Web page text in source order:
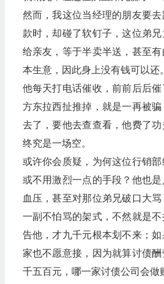
然而，我这位当经理的朋友要
款时，却碰了软钉子，这位弟
给亲友，等于半卖半送，甚至
本生意，因此身上没有钱可以还。
他每天打电话催收，前前后后
方东拉西扯推掉，就是一再被
去了，要他去查查看，他费了功
终究是一场空。
或许你会质疑，为何这位行销
或不用激烈一点的手段？他也
血压，甚至对那位弟兄破口大
一副不怕骂的架式，不然就是
告他，才九千元根本划不来；
家也不愿意接，因为就算讨债
千五百元，哪一家讨债公司会做